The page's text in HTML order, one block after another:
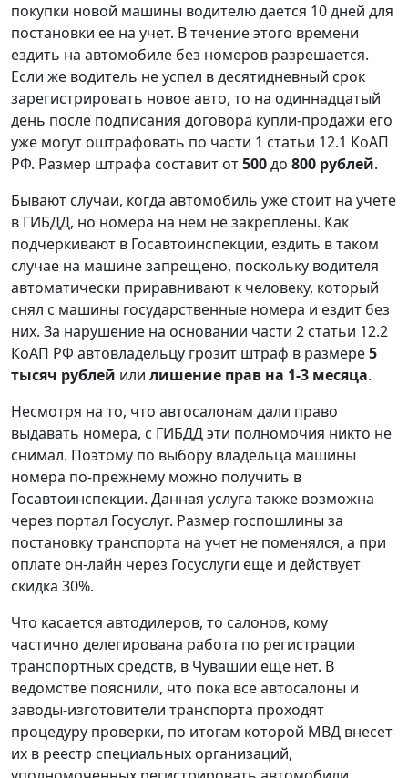
покупки новой машины водителю дается 10 дней для
постановки ее на учет. В течение этого времени
ездить на автомобиле без номеров разрешается.
Если же водитель не успел в десятидневный срок
зарегистрировать новое авто, то на одиннадцатый
день после подписания договора купли-продажи его
уже могут оштрафовать по части 1 статьи 12.1 КоАП
РФ. Размер штрафа составит от500до 800 рублей.
Бывают случаи, когда автомобиль уже стоит на учете
в ГИБДД, но номера на нем не закреплены. Как
подчеркивают в Госавтоинспекции, ездить в таком
случае на машине запрещено, поскольку водителя
автоматически приравнивают к человеку, который
снял с машины государственные номера и ездит без
них. За нарушение на основании части 2 статьи 12.2
КоАП РФ автовладельцу грозит штраф в размере5
тысяч рублей или лишение прав на 1-3 месяца.
Несмотря на то, что автосалонам дали право
выдавать номера, с ГИБДД эти полномочия никто не
снимал. Поэтому по выбору владельца машины
номера по-прежнему можно получить в
Госавтоинспекции. Данная услуга также возможна
через портал Госуслуг. Размер госпошлины за
постановку транспорта на учет не поменялся, а при
оплате он-лайн через Госуслуги еще и действует
скидка 30%.
Что касается автодилеров, то салонов, кому
частично делегирована работа по регистрации
транспортных средств, в Чувашии еще нет. В
ведомстве пояснили, что пока все автосалоны и
заводы-изготовители транспорта проходят
процедуру проверки, по итогам которой МВД внесет
их в реестр специальных организаций,